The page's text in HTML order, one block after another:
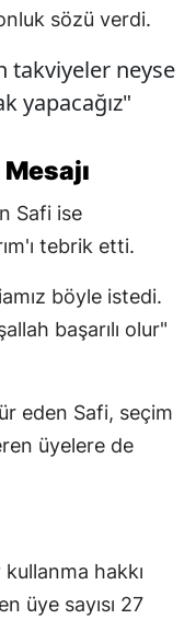
sözü verdi.
Safi ise
tebrik etti.
böyle istedi.
başarılı olur"
eden Safi, seçim
üyelere de
hakkı
üye sayısı 27